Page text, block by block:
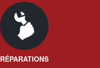
RÉPARATIONS